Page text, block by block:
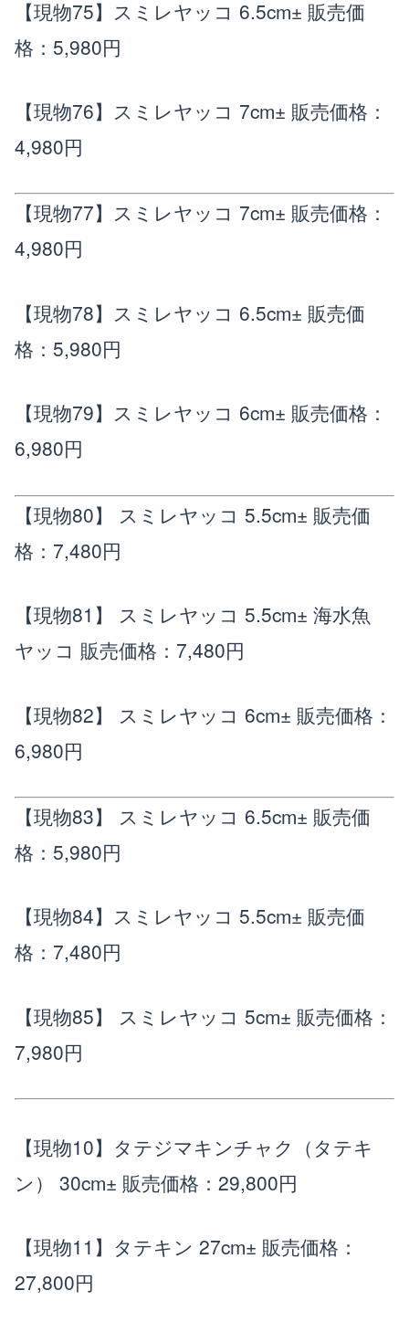
【現物75】スミレヤッコ 6.5cm± 販売価
格：5,980円
【現物76】スミレヤッコ 7cm± 販売価格：
4,980円
【現物77】スミレヤッコ 7cm± 販売価格：
4,980円
【現物78】スミレヤッコ 6.5cm± 販売価
格：5,980円
【現物79】スミレヤッコ 6cm± 販売価格：
6,980円
【現物80】 スミレヤッコ 5.5cm± 販売価
格：7,480円
【現物81】 スミレヤッコ 5.5cm± 海水魚
ヤッコ 販売価格：7,480円
【現物82】 スミレヤッコ 6cm± 販売価格：
6,980円
【現物83】 スミレヤッコ 6.5cm± 販売価
格：5,980円
【現物84】スミレヤッコ 5.5cm± 販売価
格：7,480円
【現物85】 スミレヤッコ 5cm± 販売価格：
7,980円
【現物10】タテジマキンチャク（タテキ
ン） 30cm± 販売価格：29,800円
【現物11】タテキン 27cm± 販売価格：
27,800円